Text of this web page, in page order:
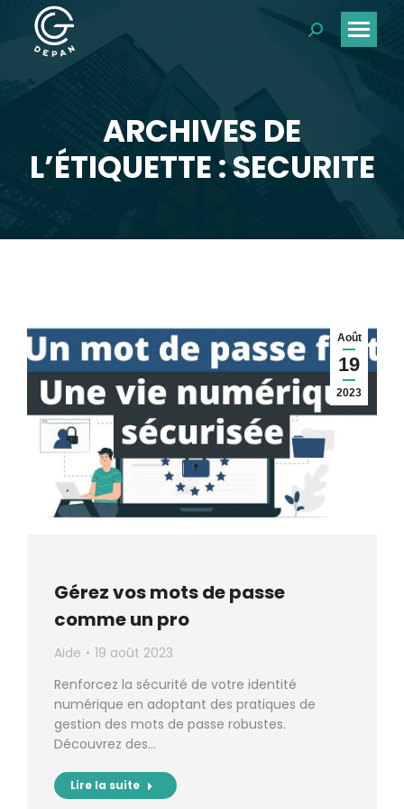
Recherche
ARCHIVES DE
L’ÉTIQUETTE : SECURITE
Vous êtes ici :
Août
19
2023
Gérez vos mots de passe
comme un pro
Aide
19 août 2023
Renforcez la sécurité de votre identité
numérique en adoptant des pratiques de
gestion des mots de passe robustes.
Découvrez des…
Lire la suite